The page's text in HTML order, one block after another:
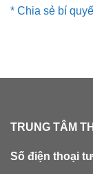
* Chia sẻ bí
TRUNG TÂM
Số điện thoại